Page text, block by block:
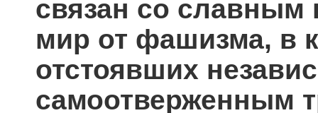
связан со славным
мир от фашизма, в
отстоявших
самоотверженным